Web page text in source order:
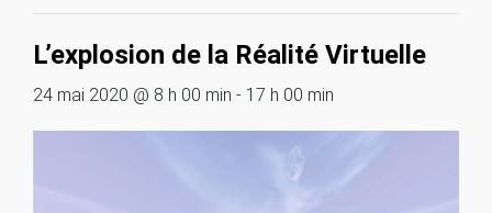
L’explosion de la Réalité Virtuelle
24 mai 2020 @ 8 h 00 min - 17 h 00 min